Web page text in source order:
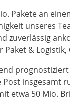
Pakete an
unseres
zuverlässig
Paket & Logistik,
Post insgesamt
etwa 50 Mio.